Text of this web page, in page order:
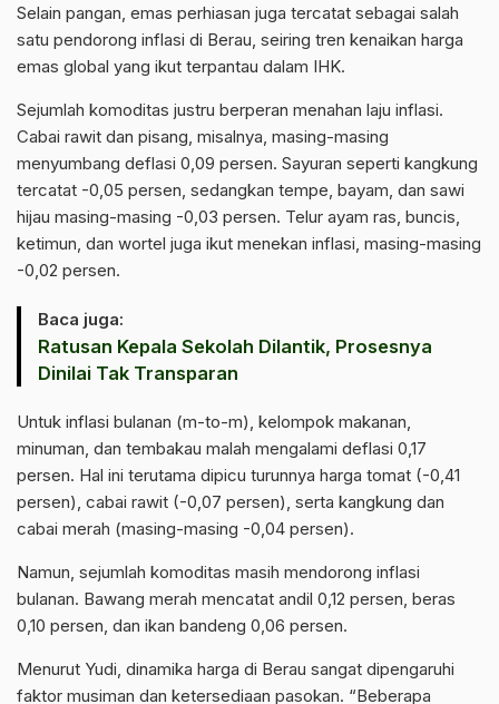
Selain pangan, emas perhiasan juga tercatat sebagai salah
satu pendorong inflasi di Berau, seiring tren kenaikan harga
emas global yang ikut terpantau dalam IHK.
Sejumlah komoditas justru berperan menahan laju inflasi.
Cabai rawit dan pisang, misalnya, masing-masing
menyumbang deflasi 0,09 persen. Sayuran seperti kangkung
tercatat -0,05 persen, sedangkan tempe, bayam, dan sawi
hijau masing-masing -0,03 persen. Telur ayam ras, buncis,
ketimun, dan wortel juga ikut menekan inflasi, masing-masing
-0,02 persen.
Baca juga:
Ratusan Kepala Sekolah Dilantik, Prosesnya
Dinilai Tak Transparan
Untuk inflasi bulanan (m-to-m), kelompok makanan,
minuman, dan tembakau malah mengalami deflasi 0,17
persen. Hal ini terutama dipicu turunnya harga tomat (-0,41
persen), cabai rawit (-0,07 persen), serta kangkung dan
cabai merah (masing-masing -0,04 persen).
Namun, sejumlah komoditas masih mendorong inflasi
bulanan. Bawang merah mencatat andil 0,12 persen, beras
0,10 persen, dan ikan bandeng 0,06 persen.
Menurut Yudi, dinamika harga di Berau sangat dipengaruhi
faktor musiman dan ketersediaan pasokan. “Beberapa